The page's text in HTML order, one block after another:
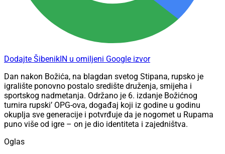
Dodajte ŠibenikIN u omiljeni Google izvor
Dan nakon Božića, na blagdan svetog Stipana, rupsko je
igralište ponovno postalo središte druženja, smijeha i
sportskog nadmetanja. Održano je 6. izdanje Božićnog
turnira rupski’ OPG-ova, događaj koji iz godine u godinu
okuplja sve generacije i potvrđuje da je nogomet u Rupama
puno više od igre – on je dio identiteta i zajedništva.
Oglas